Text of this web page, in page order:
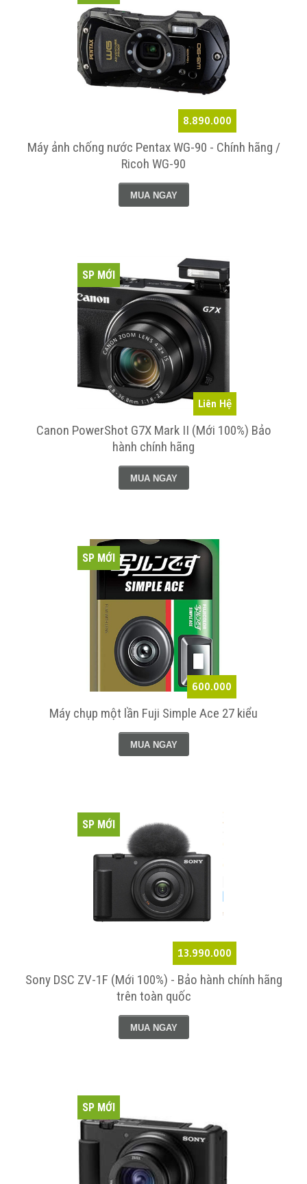
8.890.000
Máy ảnh chống nước Pentax WG-90 - Chính hãng /
Ricoh WG-90
MUA NGAY
Liên Hệ
SP MỚI
Canon PowerShot G7X Mark II (Mới 100%) Bảo
hành chính hãng
MUA NGAY
600.000
SP MỚI
Máy chụp một lần Fuji Simple Ace 27 kiểu
MUA NGAY
13.990.000
SP MỚI
Sony DSC ZV-1F (Mới 100%) - Bảo hành chính hãng
trên toàn quốc
MUA NGAY
SP MỚI